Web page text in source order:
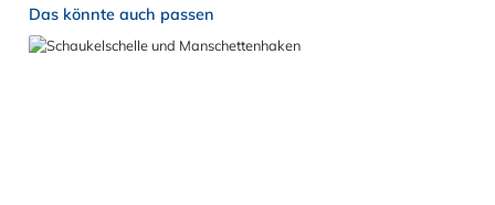
Produktgalerie überspringen
Das könnte auch passen